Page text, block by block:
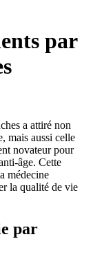
par
a attiré non
mais aussi celle
novateur pour
âge. Cette
médecine
la qualité de vie
par